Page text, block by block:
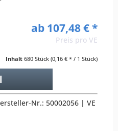
ab 107,48 € *
Preis pro VE
Inhalt 680 Stück (0,16 € * / 1 Stück)
Nr.: 50002056 | VE